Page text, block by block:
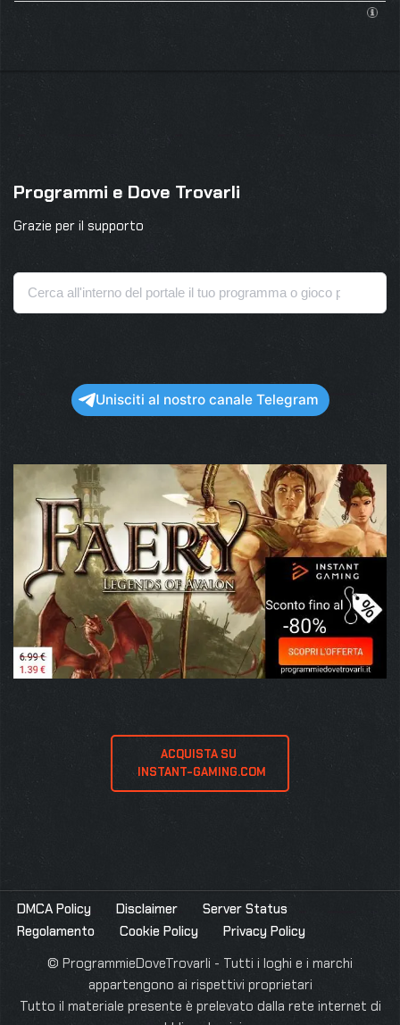
Programmi e Dove Trovarli
Grazie per il supporto
Unisciti al nostro canale Telegram
ACQUISTA SU
INSTANT-GAMING.COM
DMCA Policy Disclaimer
Server Status
Regolamento
Cookie Policy
Privacy Policy
© ProgrammieDoveTrovarli - Tutti i loghi e i marchi
appartengono ai rispettivi proprietari
Tutto il materiale presente è prelevato dalla rete internet di